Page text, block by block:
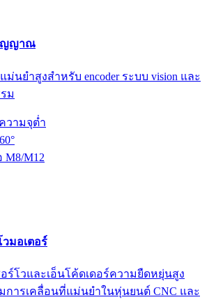
ญญาณ
ยำสูงสำหรับ encoder ระบบ vision และ
ม
วามจุต่ำ
M8/M12
วมอเตอร์
อร์โวและเอ็นโค้ดเดอร์ความยืดหยุ่นสูง
การเคลื่อนที่แม่นยำในหุ่นยนต์ CNC และ